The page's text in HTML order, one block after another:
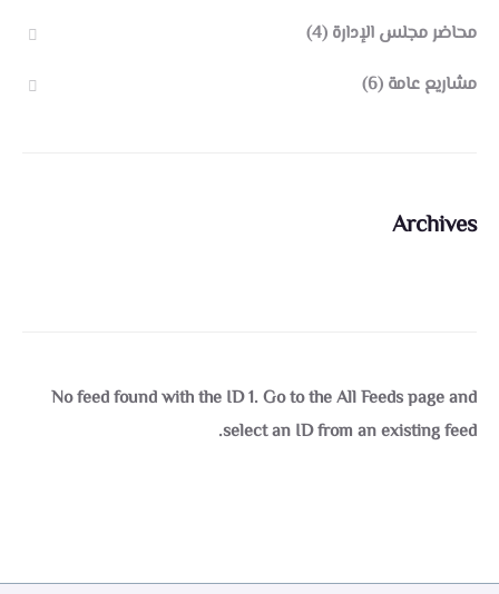
محاضر مجلس الإدارة (4)
مشاريع عامة (6)
Archives
No feed found with the ID 1. Go to theAll Feeds pageand
select an ID from an existing feed.